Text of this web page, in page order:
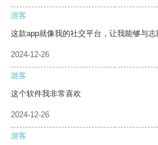
游客
这款app就像我的社交平台，让我能够与志
2024-12-26
游客
这个软件我非常喜欢
2024-12-26
游客